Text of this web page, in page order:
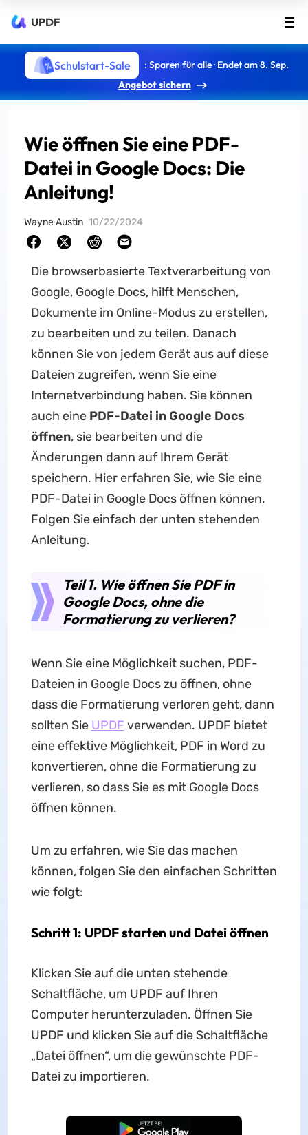
UPDF
Schulstart-Sale
: Sparen für alle · Endet am 8. Sep.
Angebot sichern
Wie öffnen Sie eine PDF-
Datei in Google Docs: Die
Anleitung!
Wayne Austin 10/22/2024
Die browserbasierte Textverarbeitung von
Google, Google Docs, hilft Menschen,
Dokumente im Online-Modus zu erstellen,
zu bearbeiten und zu teilen. Danach
können Sie von jedem Gerät aus auf diese
Dateien zugreifen, wenn Sie eine
Internetverbindung haben. Sie können
auch eine PDF-Datei in Google Docs
öffnen, sie bearbeiten und die
Änderungen dann auf Ihrem Gerät
speichern. Hier erfahren Sie, wie Sie eine
PDF-Datei in Google Docs öffnen können.
Folgen Sie einfach der unten stehenden
Anleitung.
Teil 1. Wie öffnen Sie PDF in
Google Docs, ohne die
Formatierung zu verlieren?
Wenn Sie eine Möglichkeit suchen, PDF-
Dateien in Google Docs zu öffnen, ohne
dass die Formatierung verloren geht, dann
sollten Sie UPDF verwenden. UPDF bietet
eine effektive Möglichkeit, PDF in Word zu
konvertieren, ohne die Formatierung zu
verlieren, so dass Sie es mit Google Docs
öffnen können.
Um zu erfahren, wie Sie das machen
können, folgen Sie den einfachen Schritten
wie folgt:
Schritt 1: UPDF starten und Datei öffnen
Klicken Sie auf die unten stehende
Schaltfläche, um UPDF auf Ihren
Computer herunterzuladen. Öffnen Sie
UPDF und klicken Sie auf die Schaltfläche
„Datei öffnen“, um die gewünschte PDF-
Datei zu importieren.
Kostenloser Download